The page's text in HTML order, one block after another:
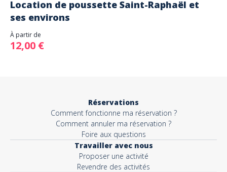
Location de poussette Saint-Raphaël et
ses environs
À partir de
12,00 €
Réservations
Comment fonctionne ma réservation ?
Comment annuler ma réservation ?
Foire aux questions
Travailler avec nous
Proposer une activité
Revendre des activités